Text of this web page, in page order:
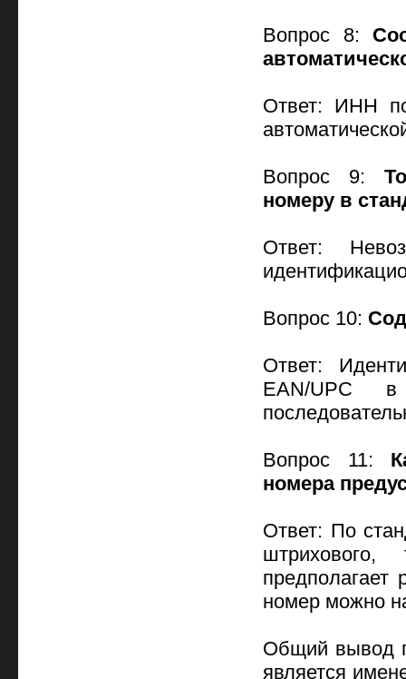
Вопрос 8:
Ответ: ИНН
Вопрос 9:
номеру в
Ответ:
Вопрос 10:
Ответ:
EAN/UPC
Вопрос 11:
номера
Ответ: По
штрихового,
предполагает
номер можно
Общий вывод
является